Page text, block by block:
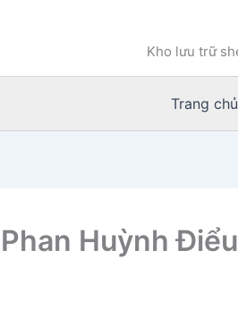
Kho lưu trữ
Trang chủ
Huỳnh Điểu